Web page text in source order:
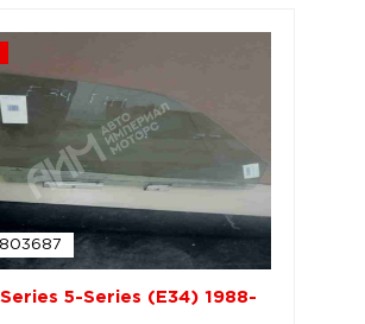
5-Series (E34) 1988-